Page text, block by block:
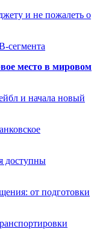
и не пожалеть о
сегмента
место в мировом
и начала новый
доступны
от подготовки